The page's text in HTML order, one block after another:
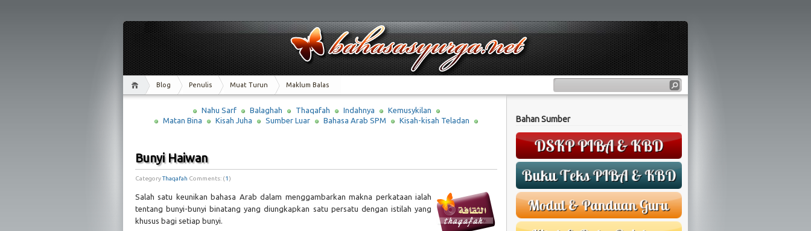
Blog Penulis Muat Turun Maklum Balas
Nahu Sarf Balaghah Thaqafah Indahnya
Kemusykilan
Matan Bina
Kisah Juha Sumber Luar Bahasa Arab SPM Kisah-kisah Teladan
Bunyi Haiwan
CategoryThaqafah Comments: (1 )
Salah satu keunikan bahasa Arab dalam menggambarkan makna perkataan ialah
tentang bunyi-bunyi binatang yang diungkapkan satu persatu dengan istilah yang
khusus bagi setiap bunyi.
Bahan Sumber